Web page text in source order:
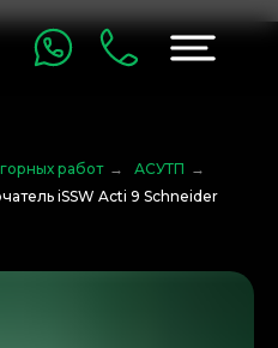
работ → АСУТП →
iSSW Acti 9 Schneider